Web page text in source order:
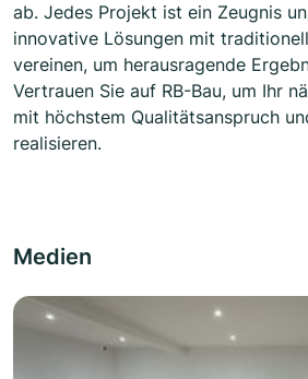
ab. Jedes Projekt ist ein Zeugnis
innovative Lösungen mit
vereinen, um herausragende
Vertrauen Sie auf RB-Bau, um Ihr
mit höchstem Qualitätsanspruch
realisieren.
Medien